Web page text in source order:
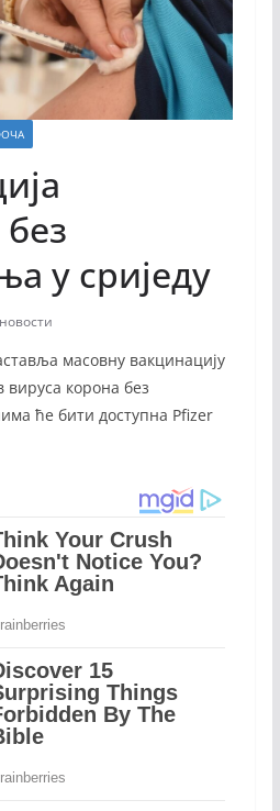
у сриједу
масовну вакцинацију
корона без
ће бити доступна Pfizer